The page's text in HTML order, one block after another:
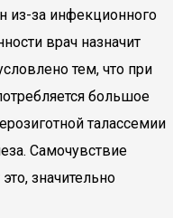
из-за инфекционного
врач назначит
тем, что при
большое
талассемии
Самочувствие
значительно